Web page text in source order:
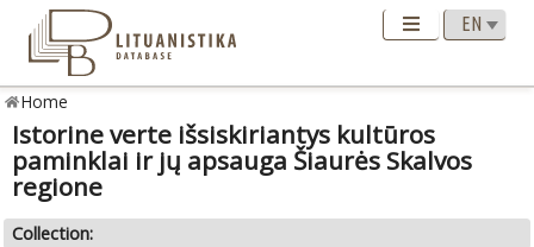
Home
Istorine verte išsiskiriantys kultūros
paminklai ir jų apsauga Šiaurės Skalvos
regione
Collection: